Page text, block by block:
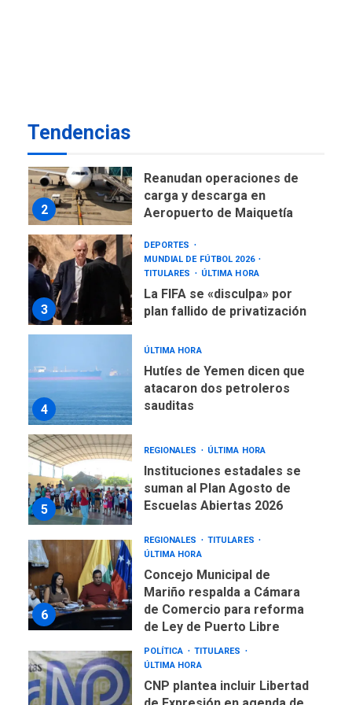
Tendencias
2
Reanudan operaciones de
carga y descarga en
Aeropuerto de Maiquetía
3
DEPORTES
MUNDIAL DE FÚTBOL 2026
TITULARES
ÚLTIMA HORA
La FIFA se «disculpa» por
plan fallido de privatización
4
ÚLTIMA HORA
Hutíes de Yemen dicen que
atacaron dos petroleros
sauditas
5
REGIONALES ÚLTIMA HORA
Instituciones estadales se
suman al Plan Agosto de
Escuelas Abiertas 2026
6
REGIONALES
TITULARES
ÚLTIMA HORA
Concejo Municipal de
Mariño respalda a Cámara
de Comercio para reforma
de Ley de Puerto Libre
POLÍTICA
TITULARES
ÚLTIMA HORA
CNP plantea incluir Libertad